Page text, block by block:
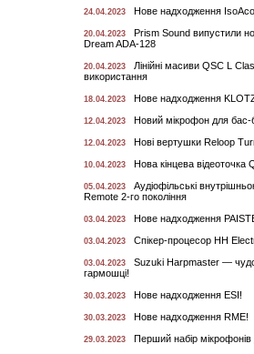
24.04.2023 Нове надходження
20.04.2023
Prism Sound випустили
Dream ADA-128
20.04.2023
Лінійні масиви QSC L
використання
18.04.2023 Нове надходження
12.04.2023 Новий мікрофон для
12.04.2023 Нові вертушки Reloop
10.04.2023 Нова кінцева відеоточка
05.04.2023
Аудіофільські
Remote 2-го покоління
03.04.2023 Нове надходження
03.04.2023 Спікер-процесор HH
03.04.2023
Suzuki Harpmaster —
гармошці!
30.03.2023 Нове надходження ESI!
30.03.2023 Нове надходження RME!
29.03.2023 Перший набір мікрофонів